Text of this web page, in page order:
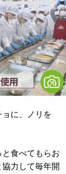
に、ノリを
食べてもらお
力して毎年開